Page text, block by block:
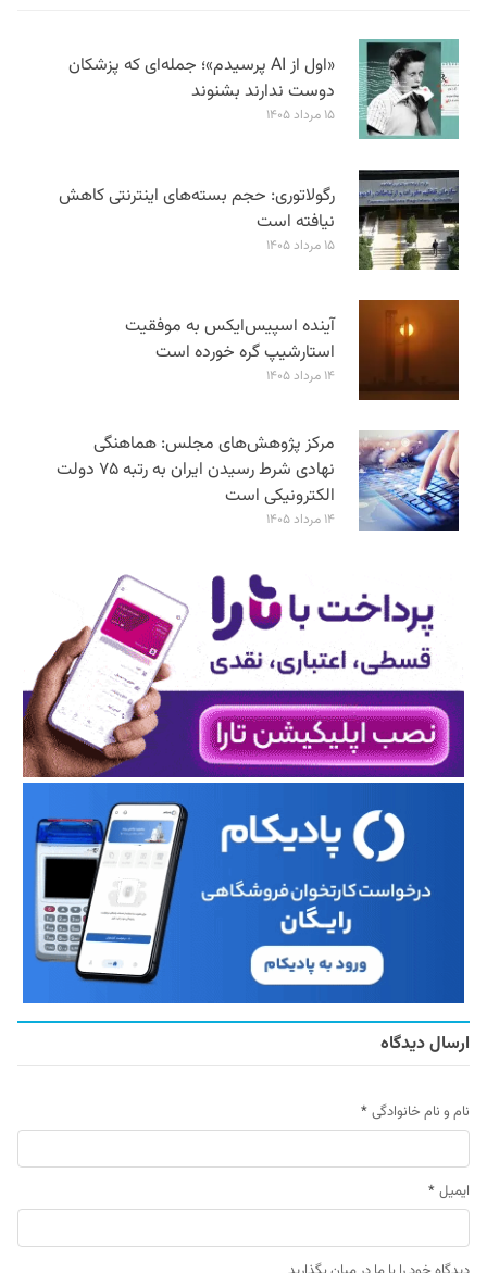
«اول از AI پرسیدم»؛ جمله‌ای که پزشکان
دوست ندارند بشنوند
۱۵ مرداد ۱۴۰۵
رگولاتوری: حجم بسته‌های اینترنتی کاهش
نیافته است
۱۵ مرداد ۱۴۰۵
آینده اسپیس‌ایکس به موفقیت
استارشیپ گره خورده است
۱۴ مرداد ۱۴۰۵
مرکز پژوهش‌های مجلس: هماهنگی
نهادی شرط رسیدن ایران به رتبه ۷۵ دولت
الکترونیکی است
۱۴ مرداد ۱۴۰۵
ارسال دیدگاه
نام و نام خانوادگی *
ایمیل *